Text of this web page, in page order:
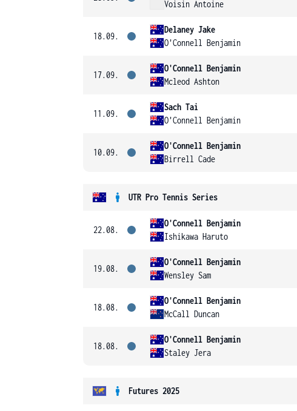
Voisin Antoine
18.09.
Delaney Jake
O'Connell Benjamin
17.09.
O'Connell Benjamin
Mcleod Ashton
11.09.
Sach Tai
O'Connell Benjamin
10.09.
O'Connell Benjamin
Birrell Cade
UTR Pro Tennis Series
22.08.
O'Connell Benjamin
Ishikawa Haruto
19.08.
O'Connell Benjamin
Wensley Sam
18.08.
O'Connell Benjamin
McCall Duncan
18.08.
O'Connell Benjamin
Staley Jera
Futures 2025